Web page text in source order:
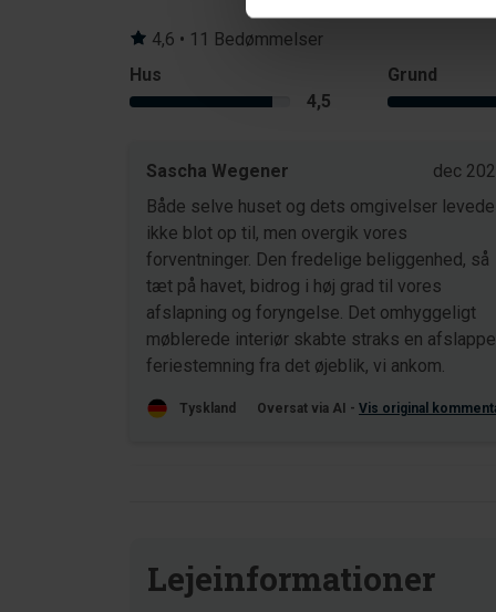
4,6 • 11 Bedømmelser
Hus
4,5
Grund
Sascha Wegener
dec
Både selve huset og dets omgivelser levede
ikke blot op til, men overgik vores
forventninger. Den fredelige beliggenhed, så
tæt på havet, bidrog i høj grad til vores
afslapning og foryngelse. Det omhyggeligt
møblerede interiør skabte straks en
feriestemning fra det øjeblik, vi ankom.
Tyskland Oversat via AI - Vis original
Lejeinformationer